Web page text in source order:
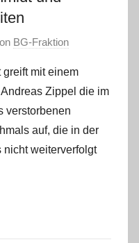
BG-Fraktion
greift mit einem
Zippel die im
verstorbenen
auf, die in der
nicht weiterverfolgt